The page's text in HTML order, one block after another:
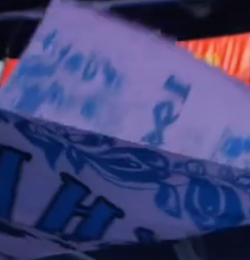
Лада
СКА
Спартак
Торпедо
ХК Сочи
Дивизион Тарасова
Динамо Мн
Динамо М
Видеотрансляции
Хайлайты
Текстовые
Интернет-магазин
Фотобанк
Приложение